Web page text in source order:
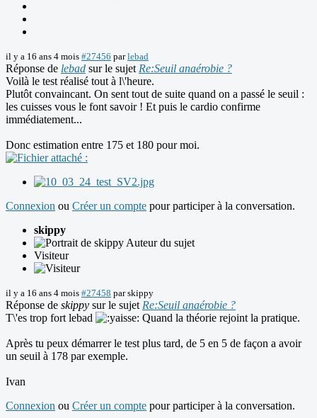
il y a 16 ans 4 mois #27456 parlebad
Réponse de lebad sur le sujet Re:Seuil anaérobie ?
Voilà le test réalisé tout à l\'heure.
Plutôt convaincant. On sent tout de suite quand on a passé le seuil :
les cuisses vous le font savoir ! Et puis le cardio confirme
immédiatement...
Donc estimation entre 175 et 180 pour moi.
Connexion ou Créer un compte pour participer à la conversation.
skippy
Auteur du sujet
Visiteur
il y a 16 ans 4 mois #27458 parskippy
Réponse de skippy sur le sujet Re:Seuil anaérobie ?
T\'es trop fort lebad
Quand la théorie rejoint la pratique.
Après tu peux démarrer le test plus tard, de 5 en 5 de façon a avoir
un seuil à 178 par exemple.
Ivan
Connexion ou Créer un compte pour participer à la conversation.